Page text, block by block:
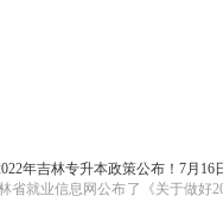
年吉林专升本政策公布！7月16
省就业信息网公布了《关于做